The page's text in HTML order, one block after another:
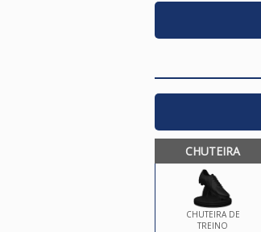
CHUTEIRA
CHUTEIRA DE
TREINO